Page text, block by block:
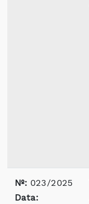
Nº: 023/2025
Data: